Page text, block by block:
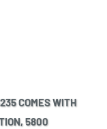
COMES WITH
5800